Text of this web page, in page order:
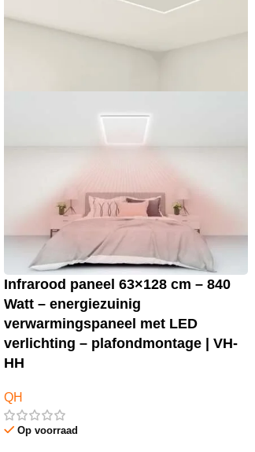
Infrarood paneel 63×128 cm – 840
Watt – energiezuinig
verwarmingspaneel met LED
verlichting – plafondmontage | VH-
HH
QH
Op voorraad